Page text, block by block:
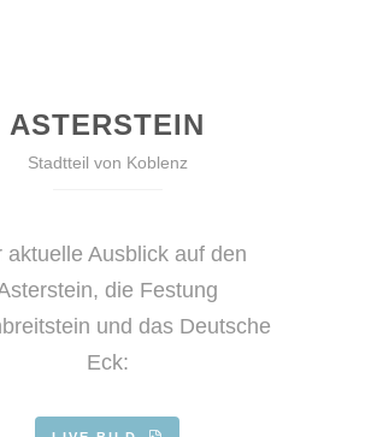
ASTERSTEIN
Stadtteil von Koblenz
aktuelle Ausblick auf den
die Festung
und das Deutsche
Eck: